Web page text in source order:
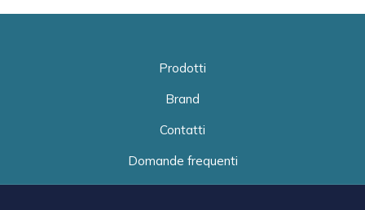
Prodotti
Brand
Contatti
Domande frequenti